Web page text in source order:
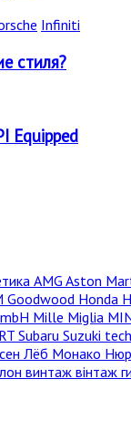
Infiniti
стиля?
Equipped
AMG Aston
Goodwood Honda
Mille Miglia
Subaru Suzuki
Лёб Монако
винтаж вінтаж